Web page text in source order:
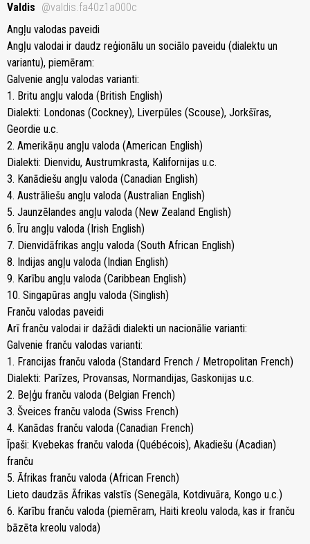
Valdis @valdis.fa40z1a000c
Angļu valodas paveidi
Angļu valodai ir daudz reģionālu un sociālo paveidu (dialektu un
variantu), piemēram:
Galvenie angļu valodas varianti:
1. Britu angļu valoda (British English)
Dialekti: Londonas (Cockney), Liverpūles (Scouse), Jorkšīras,
Geordie u.c.
2. Amerikāņu angļu valoda (American English)
Dialekti: Dienvidu, Austrumkrasta, Kalifornijas u.c.
3. Kanādiešu angļu valoda (Canadian English)
4. Austrāliešu angļu valoda (Australian English)
5. Jaunzēlandes angļu valoda (New Zealand English)
6. Īru angļu valoda (Irish English)
7. Dienvidāfrikas angļu valoda (South African English)
8. Indijas angļu valoda (Indian English)
9. Karību angļu valoda (Caribbean English)
10. Singapūras angļu valoda (Singlish)
Franču valodas paveidi
Arī franču valodai ir dažādi dialekti un nacionālie varianti:
Galvenie franču valodas varianti:
1. Francijas franču valoda (Standard French / Metropolitan French)
Dialekti: Parīzes, Provansas, Normandijas, Gaskonijas u.c.
2. Beļģu franču valoda (Belgian French)
3. Šveices franču valoda (Swiss French)
4. Kanādas franču valoda (Canadian French)
Īpaši: Kvebekas franču valoda (Québécois), Akadiešu (Acadian)
franču
5. Āfrikas franču valoda (African French)
Lieto daudzās Āfrikas valstīs (Senegāla, Kotdivuāra, Kongo u.c.)
6. Karību franču valoda (piemēram, Haiti kreolu valoda, kas ir franču
bāzēta kreolu valoda)